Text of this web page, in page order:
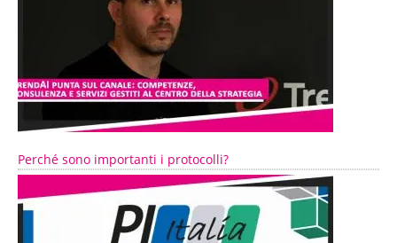
Perché sono importanti i protocolli?